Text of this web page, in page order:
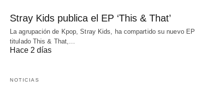
Stray Kids publica el EP ‘This & That’
La agrupación de Kpop, Stray Kids, ha compartido su nuevo EP
titulado This & That,…
Hace 2 días
NOTICIAS